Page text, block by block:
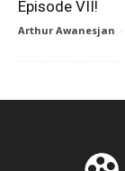
Episode VII!
Arthur Awanesjan -